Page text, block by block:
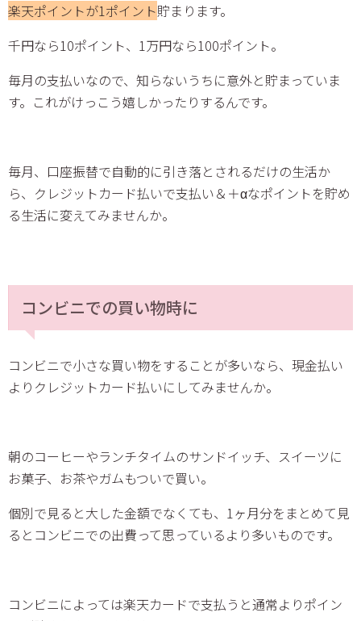
楽天ポイントが1ポイント貯まります。
千円なら10ポイント、1万円なら100ポイント。
毎月の支払いなので、知らないうちに意外と貯まっていま
す。これがけっこう嬉しかったりするんです。
毎月、口座振替で自動的に引き落とされるだけの生活か
ら、クレジットカード払いで支払い＆＋αなポイントを貯め
る生活に変えてみませんか。
コンビニでの買い物時に
コンビニで小さな買い物をすることが多いなら、現金払い
よりクレジットカード払いにしてみませんか。
朝のコーヒーやランチタイムのサンドイッチ、スイーツに
お菓子、お茶やガムもついで買い。
個別で見ると大した金額でなくても、1ヶ月分をまとめて見
るとコンビニでの出費って思っているより多いものです。
コンビニによっては楽天カードで支払うと通常よりポイン